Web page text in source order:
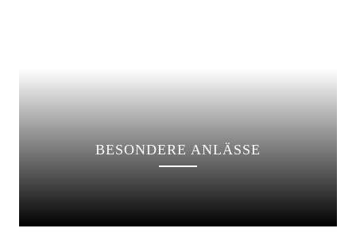
BESONDERE ANLÄSSE